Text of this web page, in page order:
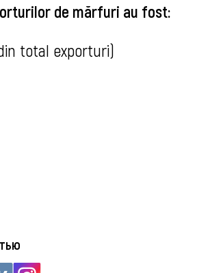
de mărfuri au fost:
total exporturi)